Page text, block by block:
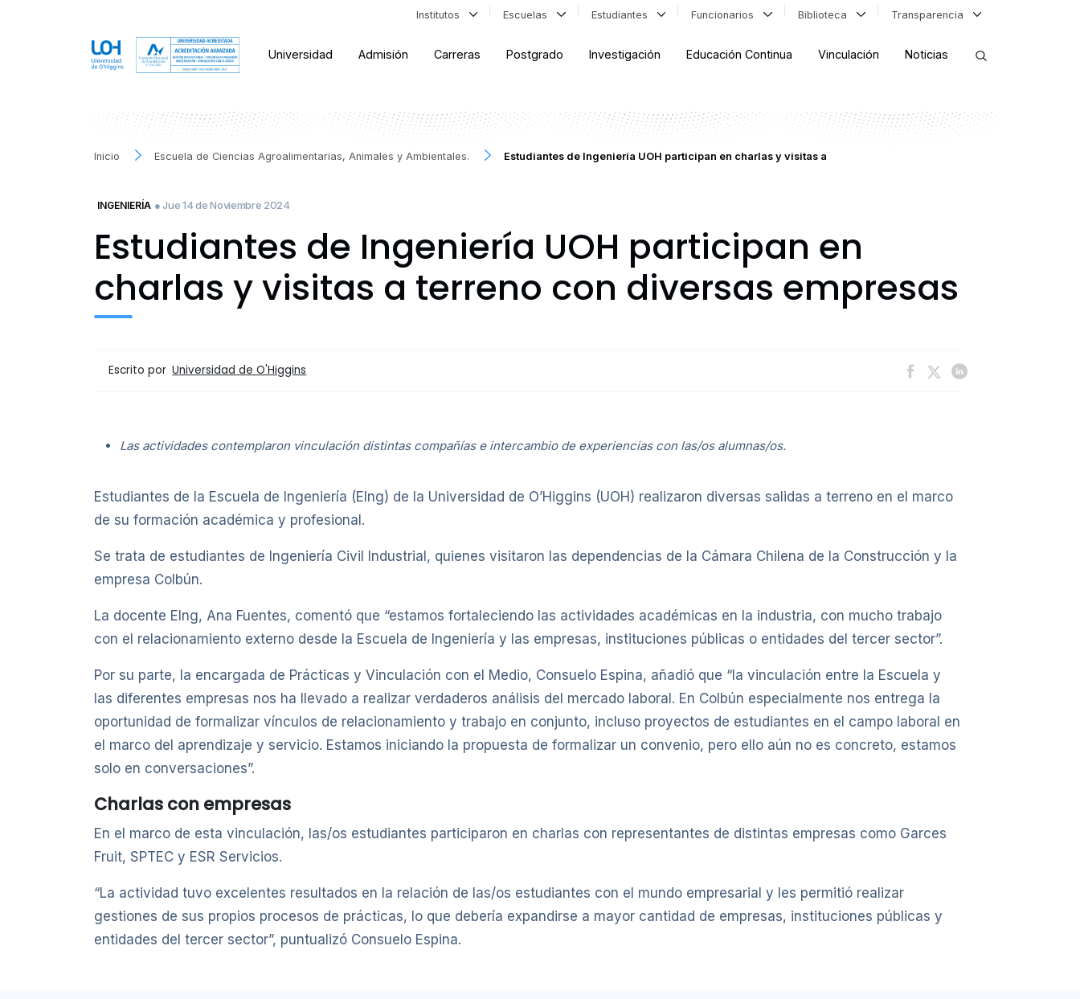
Institutos Escuelas Estudiantes Funcionarios Biblioteca Transparencia
Universidad Admisión Carreras Postgrado Investigación Educación Continua Vinculación Noticias
Inicio Escuela de Ciencias Agroalimentarias, Animales y Ambientales. Estudiantes de Ingeniería UOH participan en charlas y visitas a
INGENIERÍA ● Jue 14 de Noviembre 2024
Estudiantes de Ingeniería UOH participan en
charlas y visitas a terreno con diversas empresas
Escrito por Universidad de O'Higgins
Las actividades contemplaron vinculación distintas compañías e intercambio de experiencias con las/os alumnas/os.
Estudiantes de la Escuela de Ingeniería (EIng) de la Universidad de O’Higgins (UOH) realizaron diversas salidas a terreno en el marco
de su formación académica y profesional.
Se trata de estudiantes de Ingeniería Civil Industrial, quienes visitaron las dependencias de la Cámara Chilena de la Construcción y la
empresa Colbún.
La docente EIng, Ana Fuentes, comentó que “estamos fortaleciendo las actividades académicas en la industria, con mucho trabajo
con el relacionamiento externo desde la Escuela de Ingeniería y las empresas, instituciones públicas o entidades del tercer sector”.
Por su parte, la encargada de Prácticas y Vinculación con el Medio, Consuelo Espina, añadió que “la vinculación entre la Escuela y
las diferentes empresas nos ha llevado a realizar verdaderos análisis del mercado laboral. En Colbún especialmente nos entrega la
oportunidad de formalizar vínculos de relacionamiento y trabajo en conjunto, incluso proyectos de estudiantes en el campo laboral en
el marco del aprendizaje y servicio. Estamos iniciando la propuesta de formalizar un convenio, pero ello aún no es concreto, estamos
solo en conversaciones”.
Charlas con empresas
En el marco de esta vinculación, las/os estudiantes participaron en charlas con representantes de distintas empresas como Garces
Fruit, SPTEC y ESR Servicios.
“La actividad tuvo excelentes resultados en la relación de las/os estudiantes con el mundo empresarial y les permitió realizar
gestiones de sus propios procesos de prácticas, lo que debería expandirse a mayor cantidad de empresas, instituciones públicas y
entidades del tercer sector”, puntualizó Consuelo Espina.